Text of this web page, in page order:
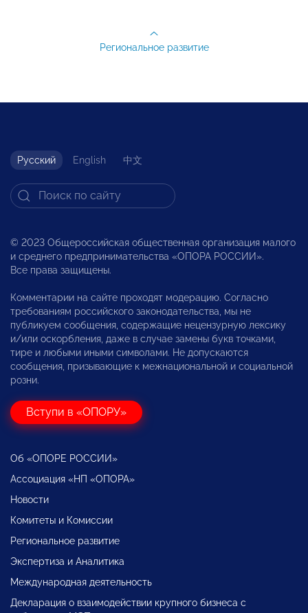
Региональное развитие
Русский English 中文
© 2023 Общероссийская общественная организация малого
и среднего предпринимательства «ОПОРА РОССИИ».
Все права защищены.
Комментарии на сайте проходят модерацию. Согласно
требованиям российского законодательства, мы не
публикуем сообщения, содержащие нецензурную лексику
и/или оскорбления, даже в случае замены букв точками,
тире и любыми иными символами. Не допускаются
сообщения, призывающие к межнациональной и социальной
розни.
Вступи в «ОПОРУ»
Об «ОПОРЕ РОССИИ»
Ассоциация «НП «ОПОРА»
Новости
Комитеты и Комиссии
Региональное развитие
Экспертиза и Аналитика
Международная деятельность
Декларация о взаимодействии крупного бизнеса с